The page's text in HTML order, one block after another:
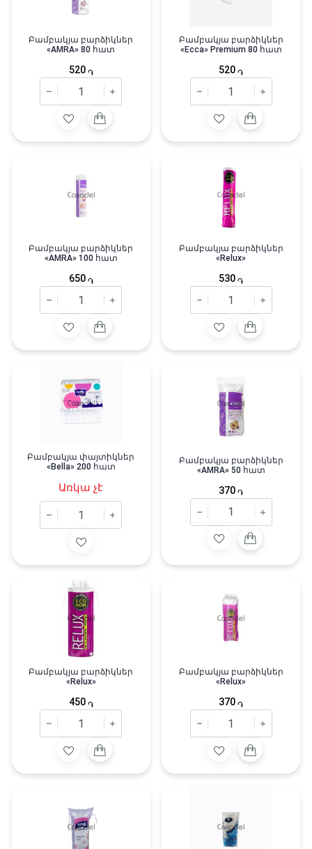
Բամբակյա բարձիկներ
«AMRA» 80 հատ
520 ֏
Բամբակյա բարձիկներ
«Ecca» Premium 80 հատ
520 ֏
Բամբակյա բարձիկներ
«AMRA» 100 հատ
650 ֏
Բամբակյա բարձիկներ
«Relux»
530 ֏
Բամբակյա փայտիկներ
«Bella» 200 հատ
Առկա չէ
Բամբակյա բարձիկներ
«AMRA» 50 հատ
370 ֏
Բամբակյա բարձիկներ
«Relux»
450 ֏
Բամբակյա բարձիկներ
«Relux»
370 ֏